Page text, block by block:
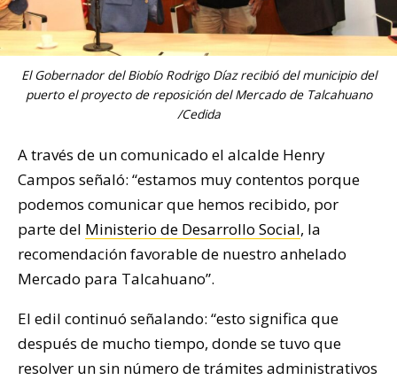
El Gobernador del Biobío Rodrigo Díaz recibió del municipio del
puerto el proyecto de reposición del Mercado de Talcahuano
/Cedida
A través de un comunicado el alcalde Henry
Campos señaló: “estamos muy contentos porque
podemos comunicar que hemos recibido, por
parte del Ministerio de Desarrollo Social, la
recomendación favorable de nuestro anhelado
Mercado para Talcahuano”.
El edil continuó señalando: “esto significa que
después de mucho tiempo, donde se tuvo que
resolver un sin número de trámites administrativos